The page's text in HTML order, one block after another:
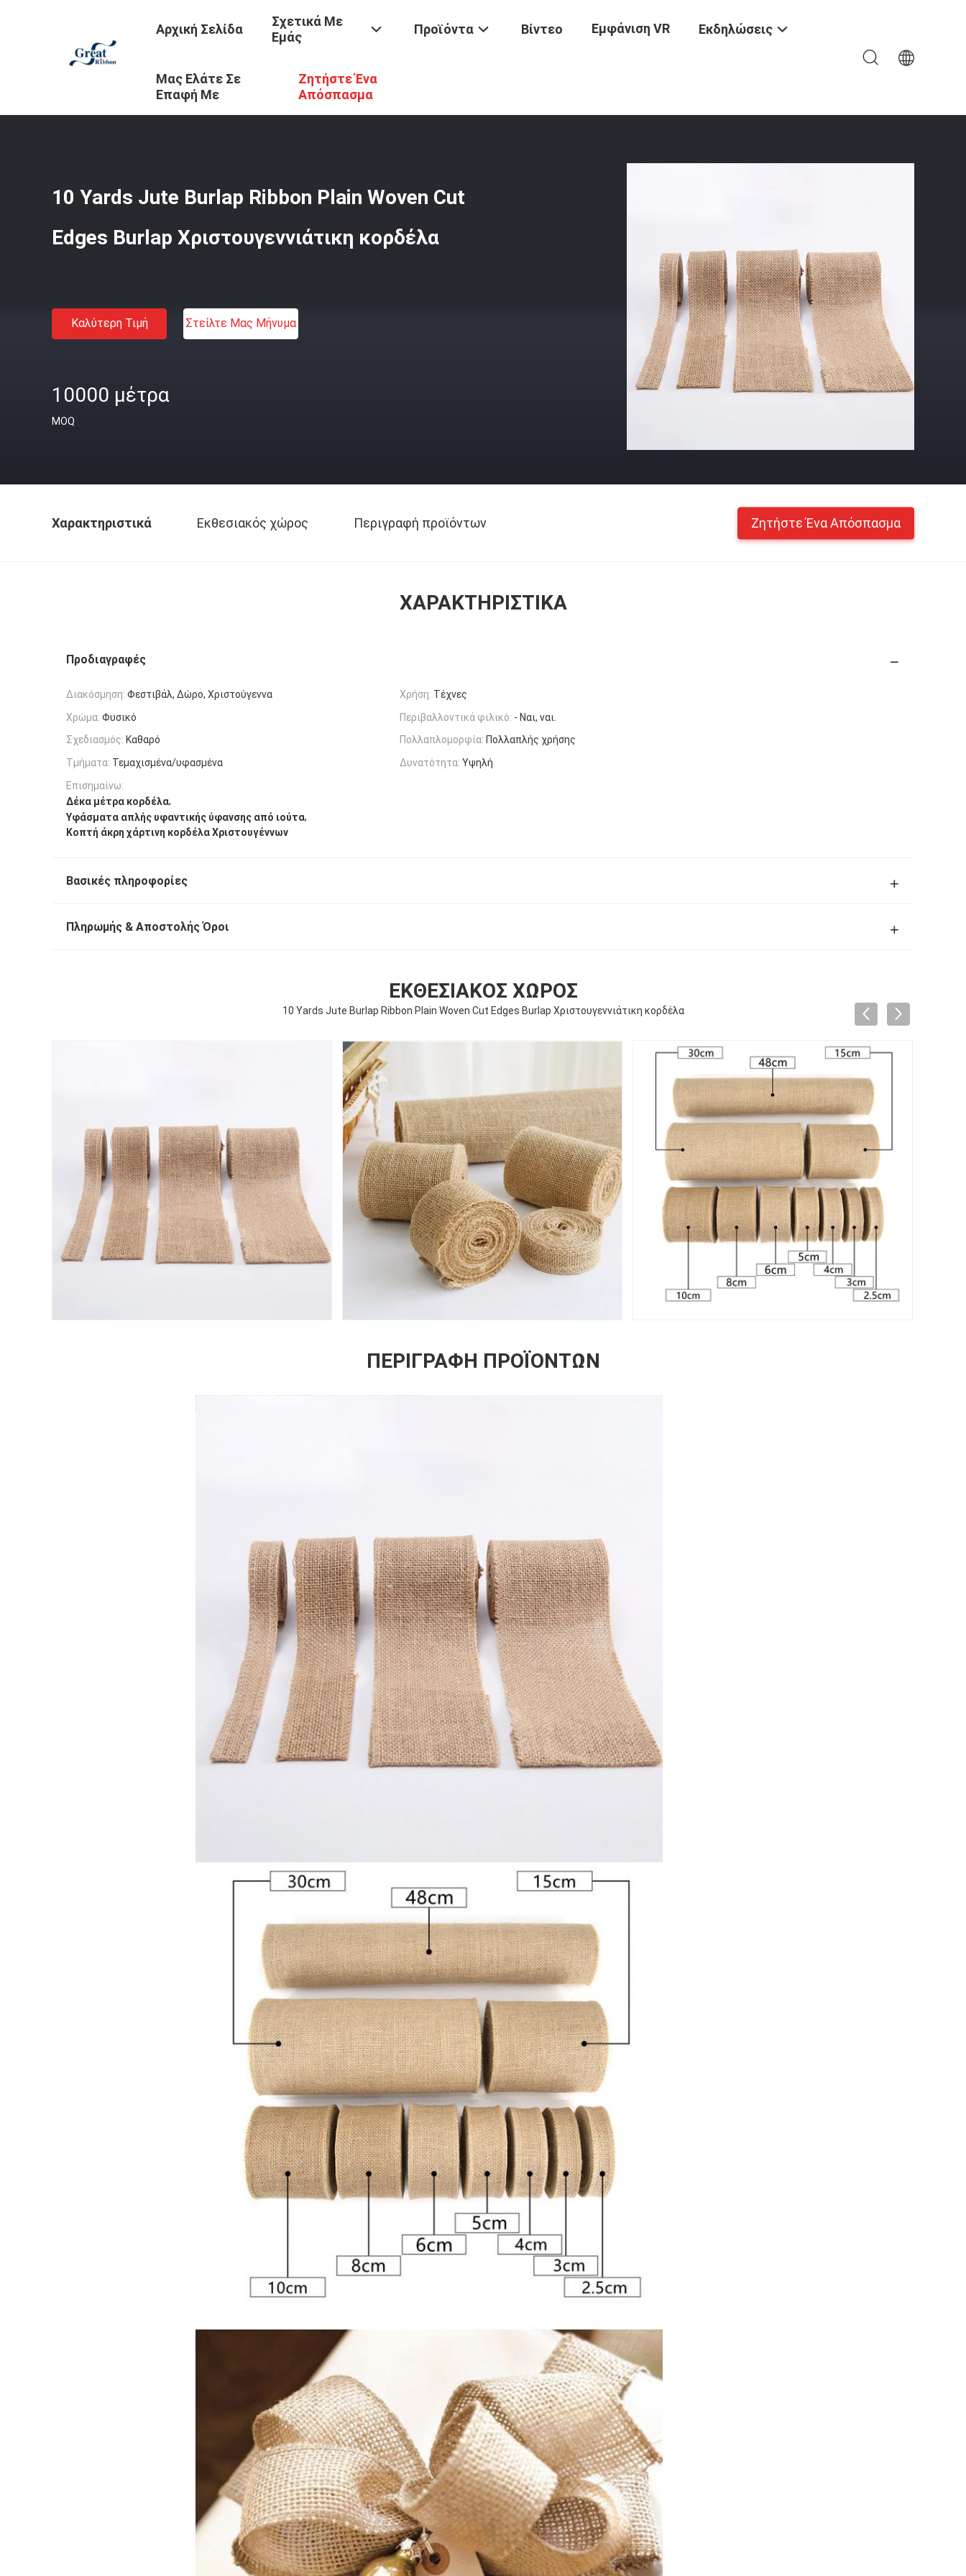
Αρχική Σελίδα
Σχετικά Με
Εμάς
Προϊόντα Βίντεο Εμφάνιση VR Εκδηλώσεις
Μας Ελάτε Σε
Επαφή Με
Ζητήστε Ένα
Απόσπασμα
Προϊόντα / Πίνακα Από Μαύρη Μαύρη Μαλλί / 10 Yards Jute Burlap Ribbon Plain Woven Cut Edges Burlap Χριστουγεννιάτικη Κορδέλα
10 Yards Jute Burlap Ribbon Plain Woven Cut
Edges Burlap Χριστουγεννιάτικη κορδέλα
Καλύτερη Τιμή Στείλτε Μας Μήνυμα
10000 μέτρα
MOQ
Χαρακτηριστικά Εκθεσιακός χώρος Περιγραφή προϊόντων Ζητήστε Ένα Απόσπασμα
ΧΑΡΑΚΤΗΡΙΣΤΙΚΆ
Προδιαγραφές
Διακόσμηση: Φεστιβάλ, Δώρο, Χριστούγεννα Χρήση: Τέχνες
Χρώμα: Φυσικό Περιβαλλοντικά φιλικό: - Ναι, ναι.
Σχεδιασμός: Καθαρό Πολλαπλομορφία: Πολλαπλής χρήσης
Τμήματα: Τεμαχισμένα/υφασμένα Δυνατότητα: Υψηλή
Επισημαίνω:
Δέκα μέτρα κορδέλα,
Υφάσματα απλής υφαντικής ύφανσης από ιούτα,
Κοπτή άκρη χάρτινη κορδέλα Χριστουγέννων
Βασικές πληροφορίες
Πληρωμής & Αποστολής Όροι
ΕΚΘΕΣΙΑΚΌΣ ΧΏΡΟΣ
10 Yards Jute Burlap Ribbon Plain Woven Cut Edges Burlap Χριστουγεννιάτικη κορδέλα
ΠΕΡΙΓΡΑΦΉ ΠΡΟΪΌΝΤΩΝ